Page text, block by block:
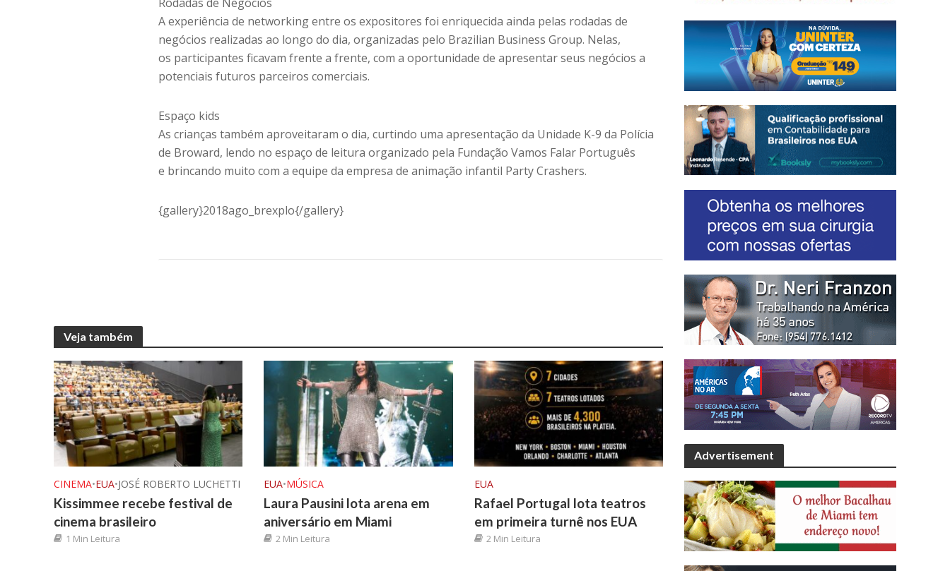
A experiência de networking entre os expositores foi enriquecida ainda pelas rodadas de
negócios realizadas ao longo do dia, organizadas pelo Brazilian Business Group. Nelas,
os participantes ficavam frente a frente, com a oportunidade de apresentar seus negócios a
potenciais futuros parceiros comerciais.
Espaço kids
As crianças também aproveitaram o dia, curtindo uma apresentação da Unidade K-9 da Polícia
de Broward, lendo no espaço de leitura organizado pela Fundação Vamos Falar Português
e brincando muito com a equipe da empresa de animação infantil Party Crashers.
{gallery}2018ago_brexplo{/gallery}
Veja também
CINEMA•EUA•JOSÉ ROBERTO LUCHETTI
Kissimmee recebe festival de
cinema brasileiro
1 Min Leitura
EUA•MÚSICA
Laura Pausini lota arena em
aniversário em Miami
2 Min Leitura
EUA
Rafael Portugal lota teatros
em primeira turnê nos EUA
2 Min Leitura
Advertisement